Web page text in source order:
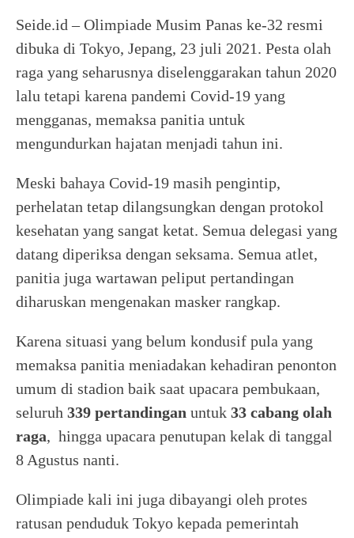
Seide.id – Olimpiade Musim Panas ke-32 resmi
dibuka di Tokyo, Jepang, 23 juli 2021. Pesta olah
raga yang seharusnya diselenggarakan tahun 2020
lalu tetapi karena pandemi Covid-19 yang
mengganas, memaksa panitia untuk
mengundurkan hajatan menjadi tahun ini.
Meski bahaya Covid-19 masih pengintip,
perhelatan tetap dilangsungkan dengan protokol
kesehatan yang sangat ketat. Semua delegasi yang
datang diperiksa dengan seksama. Semua atlet,
panitia juga wartawan peliput pertandingan
diharuskan mengenakan masker rangkap.
Karena situasi yang belum kondusif pula yang
memaksa panitia meniadakan kehadiran penonton
umum di stadion baik saat upacara pembukaan,
seluruh 339 pertandingan untuk 33 cabang olah
raga, hingga upacara penutupan kelak di tanggal
8 Agustus nanti.
Olimpiade kali ini juga dibayangi oleh protes
ratusan penduduk Tokyo kepada pemerintah